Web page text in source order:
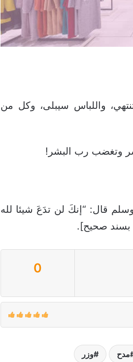
واللباس سيبلى، وكل من
وتغضب رب البشر!
قال: “إنكَ لن تدَعَ شيئا لله
بسند صحيح].
0
مدح وزر